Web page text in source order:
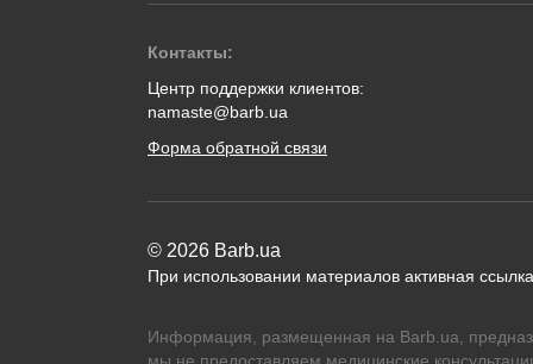
Контакты:
Центр поддержки клиентов:
namaste@barb.ua
Форма обратной связи
© 2026 Barb.ua
При использовании материалов активная
Информация, размещенная на Barb.ua,
мы не предоставляем медицинские